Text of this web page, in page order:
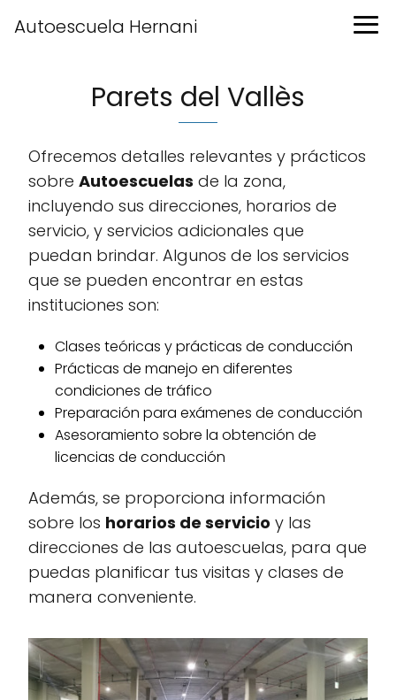
Autoescuela Hernani
Parets del Vallès
Ofrecemos detalles relevantes y prácticos
sobre Autoescuelas de la zona,
incluyendo sus direcciones, horarios de
servicio, y servicios adicionales que
puedan brindar. Algunos de los servicios
que se pueden encontrar en estas
instituciones son:
Clases teóricas y prácticas de conducción
Prácticas de manejo en diferentes
condiciones de tráfico
Preparación para exámenes de conducción
Asesoramiento sobre la obtención de
licencias de conducción
Además, se proporciona información
sobre los horarios de servicio y las
direcciones de las autoescuelas, para que
puedas planificar tus visitas y clases de
manera conveniente.